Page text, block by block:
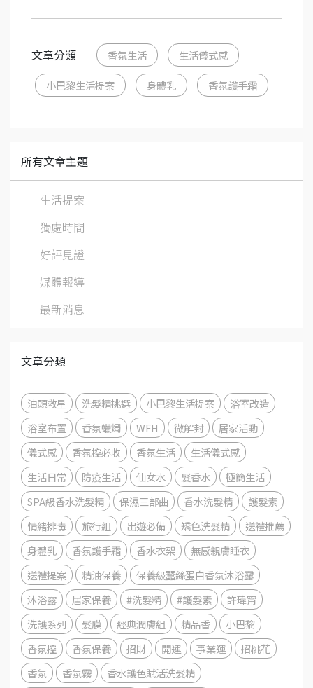
文章分類 香氛生活 生活儀式感
小巴黎生活提案 身體乳 香氛護手霜
所有文章主題
生活提案
獨處時間
好評見證
媒體報導
最新消息
文章分類
油頭救星 洗髮精挑選 小巴黎生活提案
浴室改造
浴室布置
香氛蠟燭 WFH 微解封
居家活動
儀式感
香氛控必收 香氛生活
生活儀式感
生活日常
防疫生活 仙女水 髮香水
極簡生活
SPA級香水洗髮精
保濕三部曲 香水洗髮精
護髮素
情緒排毒
旅行組 出遊必備 矯色洗髮精
送禮推薦
身體乳
香氛護手霜 香水衣架
無感親膚睡衣
送禮提案
精油保養
保養級蠶絲蛋白香氛沐浴露
沐浴露
居家保養 #洗髮精 #護髮素
許瑋甯
洗護系列
髮膜 經典潤膚組 精品香
小巴黎
香氛控
香氛保養 招財 開運 事業運
招桃花
香氛
香氛霧
香水護色賦活洗髮精